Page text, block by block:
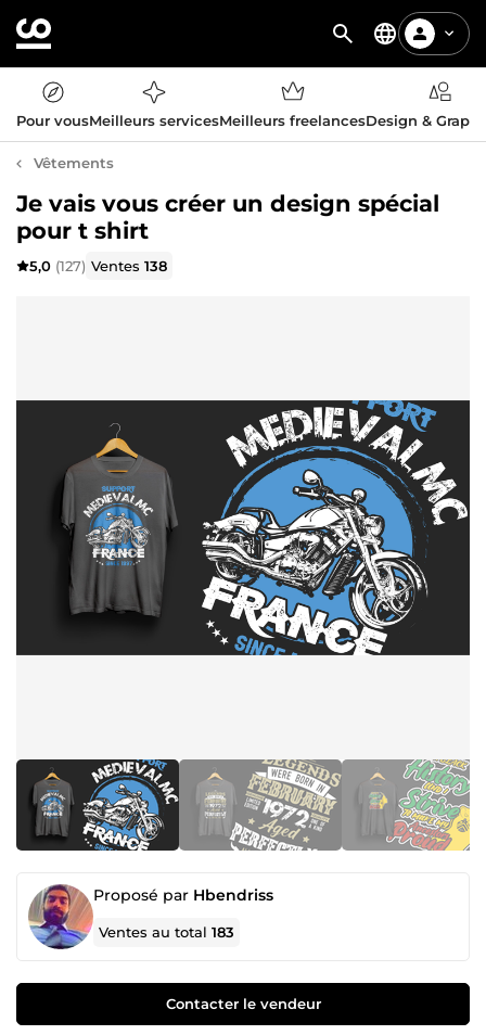
Pour vousMeilleurs servicesMeilleurs freelancesDesign &
Vêtements
Je vais vous créer un design spécial
pour t shirt
5,0 (127) Ventes138
Proposé par Hbendriss
Ventes au total183
Contacter le vendeur